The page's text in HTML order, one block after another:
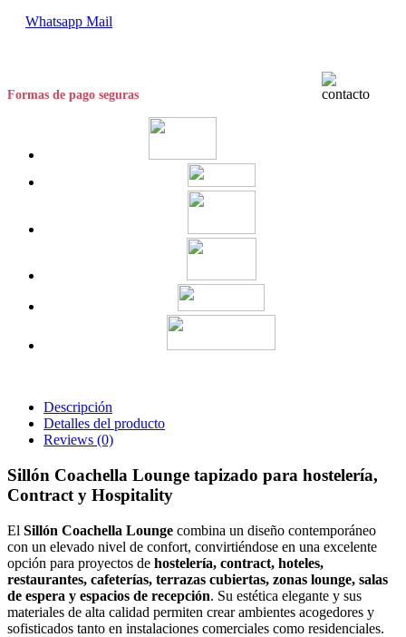
Whatsapp Mail
Formas de pago seguras
Descripción
Detalles del producto
Reviews (0)
Sillón Coachella Lounge tapizado para hostelería,
Contract y Hospitality
El Sillón Coachella Lounge combina un diseño contemporáneo
con un elevado nivel de confort, convirtiéndose en una excelente
opción para proyectos de hostelería, contract, hoteles,
restaurantes, cafeterías, terrazas cubiertas, zonas lounge, salas
de espera y espacios de recepción. Su estética elegante y sus
materiales de alta calidad permiten crear ambientes acogedores y
sofisticados tanto en instalaciones comerciales como residenciales.